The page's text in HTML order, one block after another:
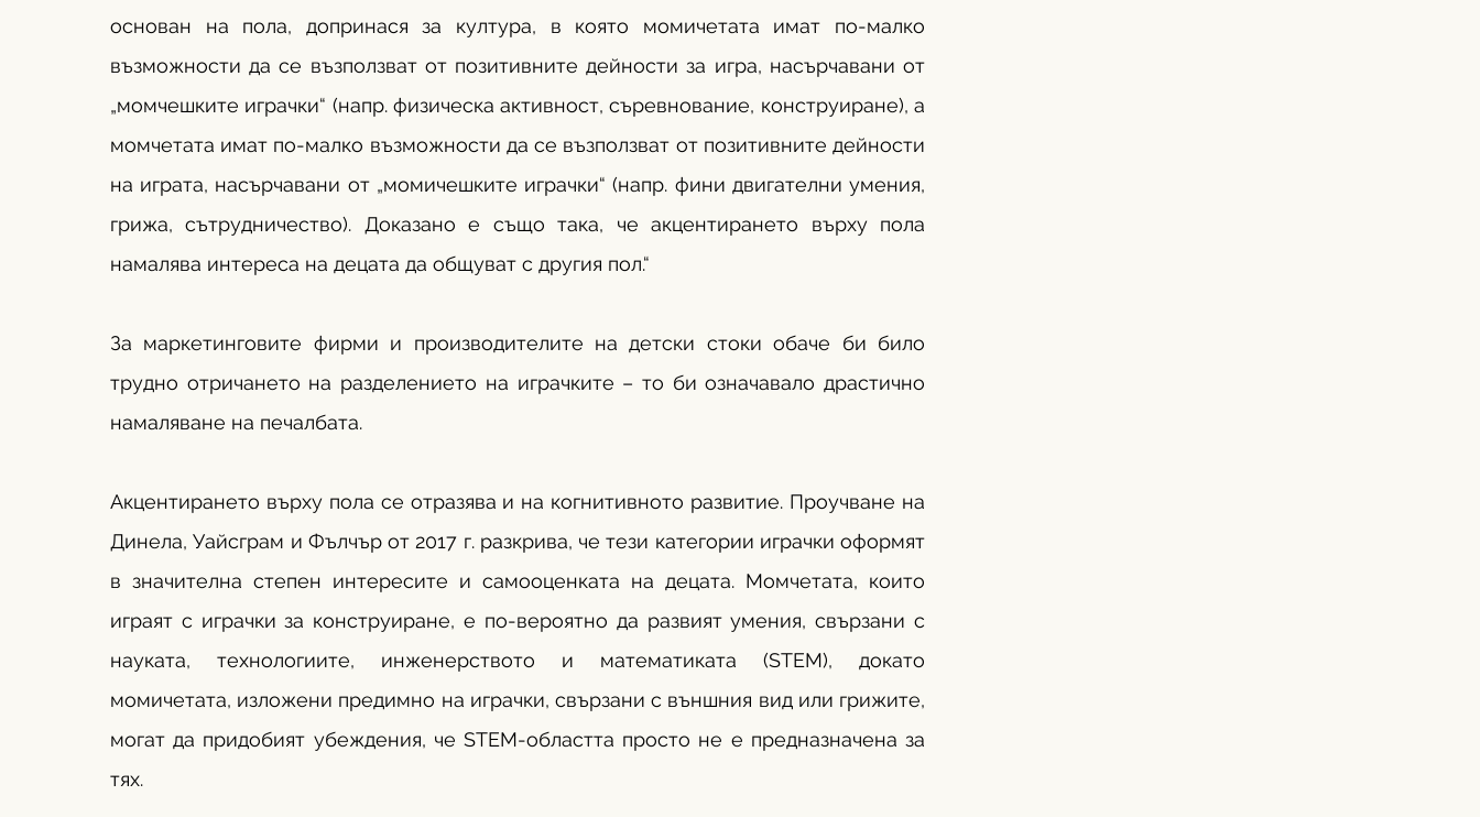
основан на пола, допринася за култура, в която момичетата имат по-малко
възможности да се възползват от позитивните дейности за игра, насърчавани от
„момчешките играчки“ (напр. физическа активност, съревнование, конструиране), а
момчетата имат по-малко възможности да се възползват от позитивните дейности
на играта, насърчавани от „момичешките играчки“ (напр. фини двигателни умения,
грижа, сътрудничество). Доказано е също така, че акцентирането върху пола
намалява интереса на децата да общуват с другия пол.“
За маркетинговите фирми и производителите на детски стоки обаче би било
трудно отричането на разделението на играчките – то би означавало драстично
намаляване на печалбата.
Акцентирането върху пола се отразява и на когнитивното развитие. Проучване на
Динела, Уайсграм и Фълчър от 2017 г. разкрива, че тези категории играчки оформят
в значителна степен интересите и самооценката на децата. Момчетата, които
играят с играчки за конструиране, е по-вероятно да развият умения, свързани с
науката, технологиите, инженерството и математиката (STEM), докато
момичетата, изложени предимно на играчки, свързани с външния вид или грижите,
могат да придобият убеждения, че STEM-областта просто не е предназначена за
тях.